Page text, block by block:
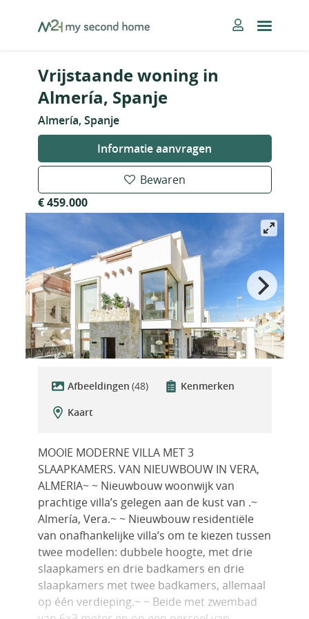
MySecondHome
Vrijstaande woning in
Almería, Spanje
Almería, Spanje
Informatie aanvragen
Bewaren
€ 459.000
Afbeeldingen (48)
Kenmerken
Kaart
MOOIE MODERNE VILLA MET 3
SLAAPKAMERS. VAN NIEUWBOUW IN VERA,
ALMERIA~ ~ Nieuwbouw woonwijk van
prachtige villa’s gelegen aan de kust van .~
Almería, Vera.~ ~ Nieuwbouw residentiële
van onafhankelijke villa’s om te kiezen tussen
twee modellen: dubbele hoogte, met drie
slaapkamers en drie badkamers en drie
slaapkamers met twee badkamers, allemaal
op één verdieping.~ ~ Beide met zwembad